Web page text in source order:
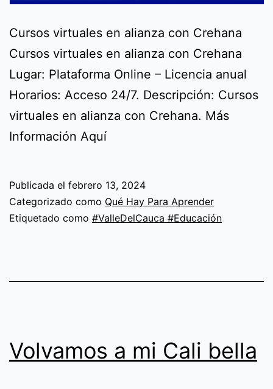
Cursos virtuales en alianza con Crehana
Cursos virtuales en alianza con Crehana
Lugar: Plataforma Online – Licencia anual
Horarios: Acceso 24/7. Descripción: Cursos
virtuales en alianza con Crehana. Más
Información Aquí
Publicada el febrero 13, 2024
Categorizado como Qué Hay Para Aprender
Etiquetado como #ValleDelCauca #Educación
Volvamos a mi Cali bella